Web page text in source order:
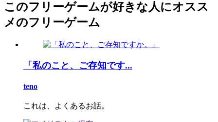
このフリーゲームが好きな人にオスス
メのフリーゲーム
「私のこと、ご存知です...
teno
これは、よくあるお話。